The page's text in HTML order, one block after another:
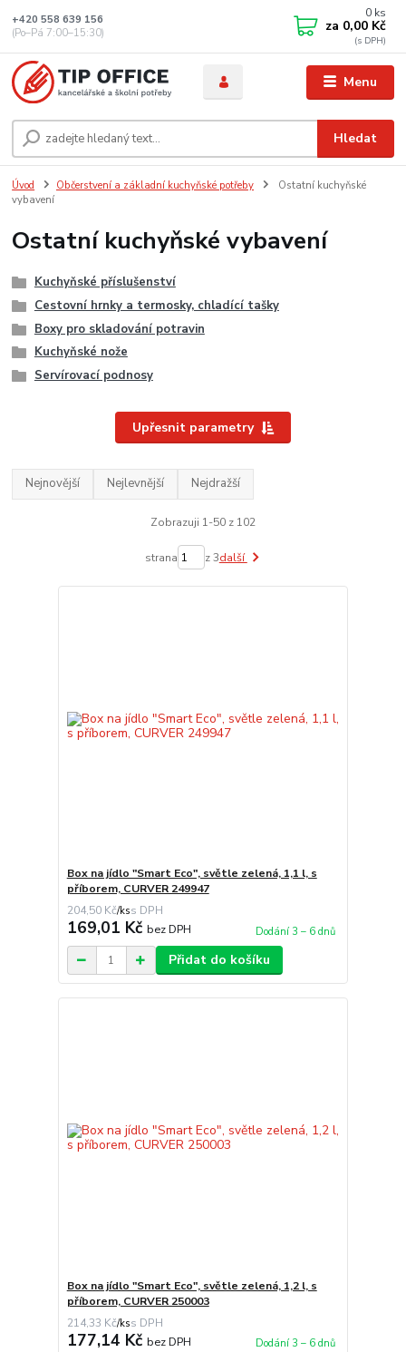
Menu
Hledat
+420 558 639 156
(Po–Pá 7:00–15:30)
0 ks
za 0,00 Kč
Úvod Občerstvení a základní kuchyňské potřeby
Ostatní kuchyňské
vybavení
Ostatní kuchyňské vybavení
Kuchyňské příslušenství
Cestovní hrnky a termosky, chladící tašky
Boxy pro skladování potravin
Kuchyňské nože
Servírovací podnosy
Upřesnit parametry
Nejnovější Nejlevnější Nejdražší
Zobrazuji 1-50 z 102
strana z 3další
Box na jídlo "Smart Eco", světle zelená, 1,1 l, s
příborem, CURVER 249947
204,50 Kč/ks
169,01 Kč bez DPH Dodání 3 – 6 dnů
Přidat do košíku
Box na jídlo "Smart Eco", světle zelená, 1,2 l, s
příborem, CURVER 250003
214,33 Kč/ks
177,14 Kč bez DPH Dodání 3 – 6 dnů